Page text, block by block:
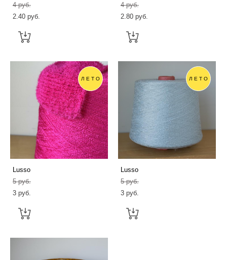
4 pуб.
2.40 pуб.
4 pуб.
2.80 pуб.
ЛЕТО
Lusso
5 pуб.
3 pуб.
ЛЕТО
Lusso
5 pуб.
3 pуб.